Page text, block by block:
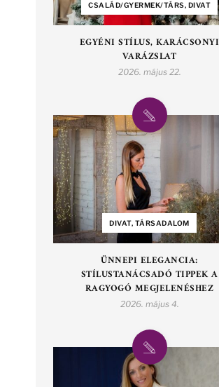
CSALÁD/GYERMEK/TÁRS, DIVAT
EGYÉNI STÍLUS, KARÁCSONYI
VARÁZSLAT
2026. május 22.
DIVAT, TÁRSADALOM
ÜNNEPI ELEGANCIA:
STÍLUSTANÁCSADÓ TIPPEK A
RAGYOGÓ MEGJELENÉSHEZ
2026. május 4.